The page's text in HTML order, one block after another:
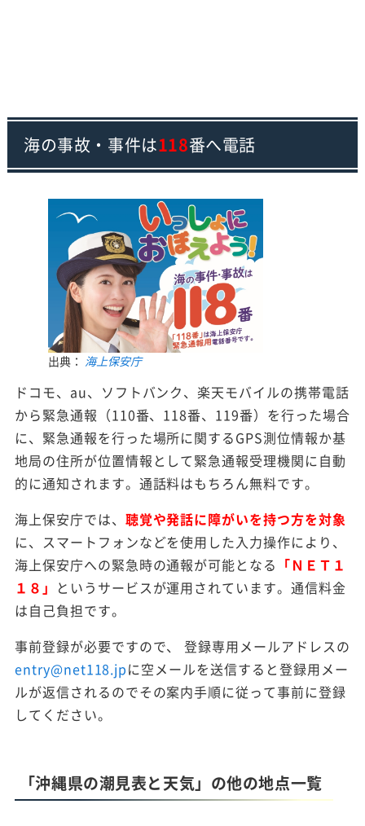
海の事故・事件は118番へ電話
出典： 海上保安庁
ドコモ、au、ソフトバンク、楽天モバイルの携帯電話
から緊急通報（110番、118番、119番）を行った場合
に、緊急通報を行った場所に関するGPS測位情報か基
地局の住所が位置情報として緊急通報受理機関に自動
的に通知されます。通話料はもちろん無料です。
海上保安庁では、 聴覚や発話に障がいを持つ方を対象
に、スマートフォンなどを使用した入力操作により、
海上保安庁への緊急時の通報が可能となる 「ＮＥＴ１
１８」 というサービスが運用されています。通信料金
は自己負担です。
事前登録が必要ですので、 登録専用メールアドレスの
entry@net118.jpに空メールを送信すると登録用メー
ルが返信されるのでその案内手順に従って事前に登録
してください。
「沖縄県の潮見表と天気」の他の地点一覧